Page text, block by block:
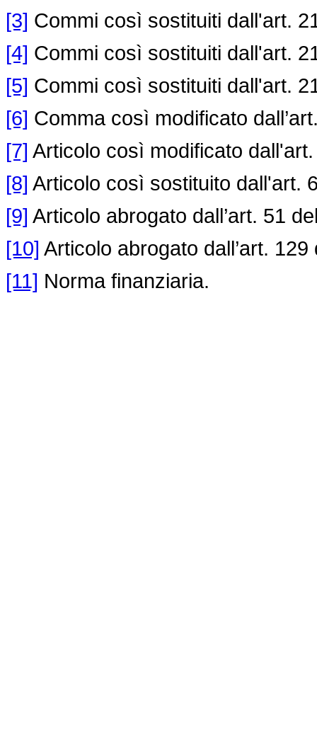
[3] Commi così sostituiti dall'art.
[4] Commi così sostituiti dall'art.
[5] Commi così sostituiti dall'art.
[6] Comma così modificato
[7] Articolo così modificato
[8] Articolo così sostituito dall'art.
[9] Articolo abrogato dall’art. 51
[10] Articolo abrogato dall’art.
[11] Norma finanziaria.